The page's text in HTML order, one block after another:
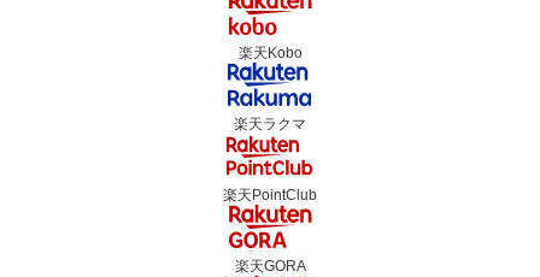
楽天Kobo
楽天ラクマ
楽天PointClub
楽天GORA